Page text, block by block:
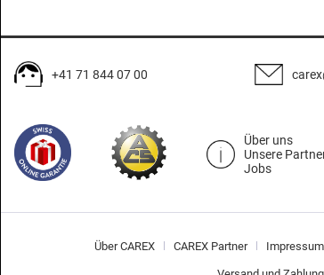
+41 71 844 07 00
Über uns
Unsere
Jobs
Über CAREX CAREX Partner Impressum